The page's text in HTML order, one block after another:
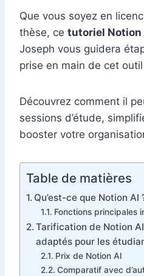
Que vous soyez en
thèse, ce tutoriel Notion
Joseph vous guidera
prise en main de cet
Découvrez comment il
sessions d’étude,
booster votre
Table de matières
Qu’est-ce que Notion AI
Fonctions principales
Tarification de Notion
adaptés pour les
Prix de Notion AI
Comparatif avec